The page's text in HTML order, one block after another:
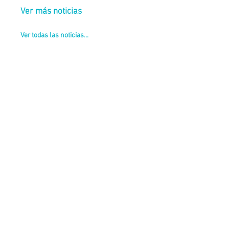
Ver más noticias
Ver todas las noticias...